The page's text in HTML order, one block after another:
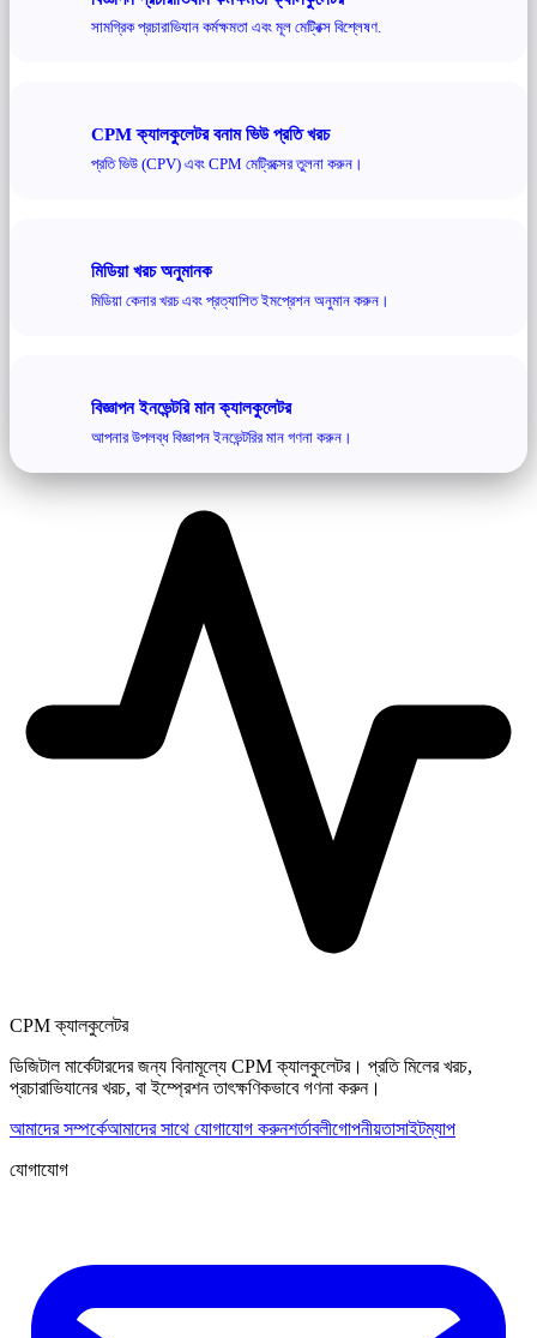
সামগ্রিক প্রচারাভিযান কর্মক্ষমতা এবং মূল মেট্রিক্স বিশ্লেষণ.
CPM ক্যালকুলেটর বনাম ভিউ প্রতি খরচ
প্রতি ভিউ (CPV) এবং CPM মেট্রিক্সের তুলনা করুন।
মিডিয়া খরচ অনুমানক
মিডিয়া কেনার খরচ এবং প্রত্যাশিত ইমপ্রেশন অনুমান করুন।
বিজ্ঞাপন ইনভেন্টরি মান ক্যালকুলেটর
আপনার উপলব্ধ বিজ্ঞাপন ইনভেন্টরির মান গণনা করুন।
CPM ক্যালকুলেটর
ডিজিটাল মার্কেটারদের জন্য বিনামূল্যে CPM ক্যালকুলেটর। প্রতি মিলের খরচ,
প্রচারাভিযানের খরচ, বা ইম্প্রেশন তাৎক্ষণিকভাবে গণনা করুন।
আমাদের সম্পর্কেআমাদের সাথে যোগাযোগ করুনশর্তাবলীগোপনীয়তাসাইটম্যাপ
যোগাযোগ